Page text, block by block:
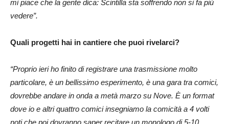
mi piace che la gente dica: Scintilla sta soffrendo non si fa più
vedere”.
Quali progetti hai in cantiere che puoi rivelarci?
“Proprio ieri ho finito di registrare una trasmissione molto
particolare, è un bellissimo esperimento, è una gara tra comici,
dovrebbe andare in onda a metà marzo su Nove. È un format
dove io e altri quattro comici insegniamo la comicità a 4 volti